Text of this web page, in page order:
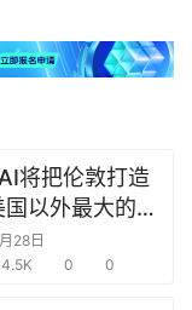
将把伦敦打造
以外最大的研
28日
4.5K 0 0